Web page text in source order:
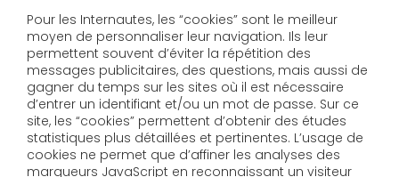
Pour les Internautes, les “cookies” sont le meilleur
moyen de personnaliser leur navigation. Ils leur
permettent souvent d’éviter la répétition des
messages publicitaires, des questions, mais aussi de
gagner du temps sur les sites où il est nécessaire
d’entrer un identifiant et/ou un mot de passe. Sur ce
site, les “cookies” permettent d’obtenir des études
statistiques plus détaillées et pertinentes. L’usage de
cookies ne permet que d’affiner les analyses des
marqueurs JavaScript en reconnaissant un visiteur